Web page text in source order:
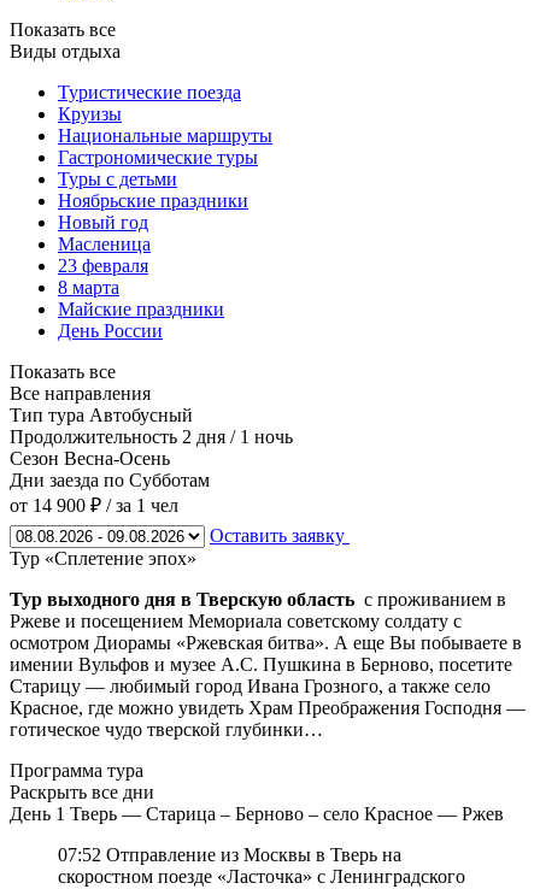
Показать все
Виды отдыха
Туристические поезда
Круизы
Национальные маршруты
Гастрономические туры
Туры с детьми
Ноябрьские праздники
Новый год
Масленица
23 февраля
8 марта
Майские праздники
День России
Показать все
Все направления
Тип тура Автобусный
Продолжительность 2 дня / 1 ночь
Сезон Весна-Осень
Дни заезда по Субботам
от 14 900 ₽ / за 1 чел
Оставить заявку
Тур «Сплетение эпох»
Тур выходного дня в Тверскую область с проживанием в
Ржеве и посещением Мемориала советскому солдату с
осмотром Диорамы «Ржевская битва». А еще Вы побываете в
имении Вульфов и музее А.С. Пушкина в Берново, посетите
Старицу — любимый город Ивана Грозного, а также село
Красное, где можно увидеть Храм Преображения Господня —
готическое чудо тверской глубинки…
Программа тура
Раскрыть все дни
День 1 Тверь — Старица – Берново – село Красное — Ржев
07:52 Отправление из Москвы в Тверь на
скоростном поезде «Ласточка» с Ленинградского